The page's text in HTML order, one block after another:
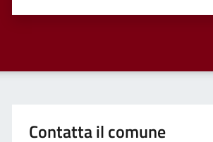
Contatta il comune